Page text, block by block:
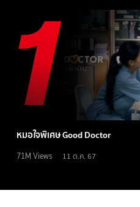
หมอใจพิเศษ Good Doctor
71M Views 11 ต.ค. 67